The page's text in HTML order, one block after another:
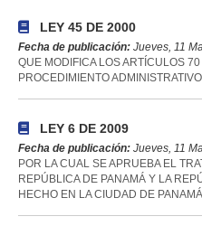
LEY 45 DE 2000
Fecha de publicación: Jueves, 11
QUE MODIFICA LOS ARTÍCULOS
PROCEDIMIENTO
LEY 6 DE 2009
Fecha de publicación: Jueves, 11
POR LA CUAL SE APRUEBA EL
REPÚBLICA DE PANAMÁ Y LA
HECHO EN LA CIUDAD DE